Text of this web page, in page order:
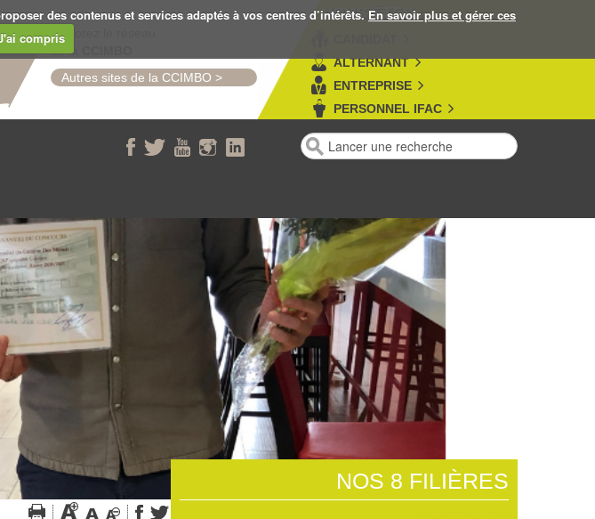
des contenus et services adaptés à vos centres d’intérêts. En savoir plus et gérer ces
comprisExplorez le réseau
de la
Autres sites de la CCIMBO >
VOUS ÊTES :
ALTERNANT
ENTREPRISE
PERSONNEL IFAC
NOS 8 FILIÈRES